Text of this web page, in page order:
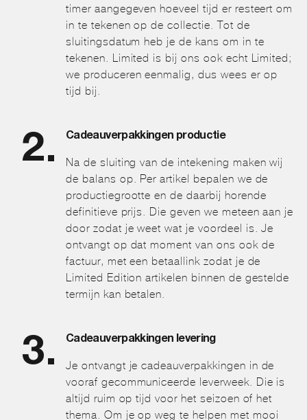
timer aangegeven hoeveel tijd er resteert om
in te tekenen op de collectie. Tot de
sluitingsdatum heb je de kans om in te
tekenen. Limited is bij ons ook echt Limited;
we produceren eenmalig, dus wees er op
tijd bij.
Cadeauverpakkingen productie
Na de sluiting van de intekening maken wij
de balans op. Per artikel bepalen we de
productiegrootte en de daarbij horende
definitieve prijs. Die geven we meteen aan je
door zodat je weet wat je voordeel is. Je
ontvangt op dat moment van ons ook de
factuur, met een betaallink zodat je de
Limited Edition artikelen binnen de gestelde
termijn kan betalen.
Cadeauverpakkingen levering
Je ontvangt je cadeauverpakkingen in de
vooraf gecommuniceerde leverweek. Die is
altijd ruim op tijd voor het seizoen of het
thema. Om je op weg te helpen met mooi